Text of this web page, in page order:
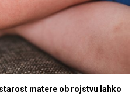
matere ob rojstvu lahko